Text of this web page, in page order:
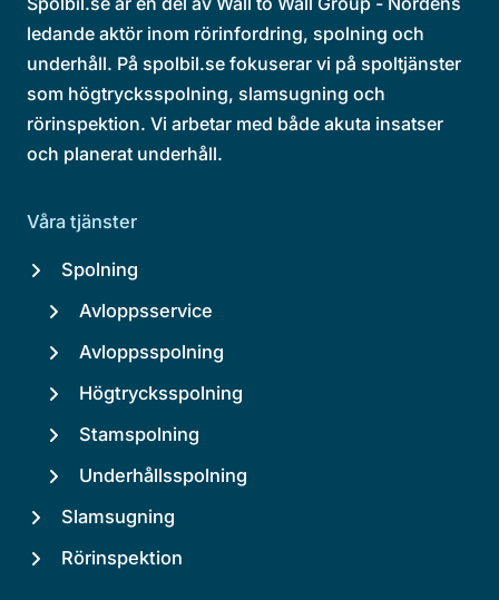
ledande aktör inom rörinfordring, spolning och
underhåll. På spolbil.se fokuserar vi på spoltjänster
som högtrycksspolning, slamsugning och
rörinspektion. Vi arbetar med både akuta insatser
och planerat underhåll.
Våra tjänster
Spolning
Avloppsservice
Avloppsspolning
Högtrycksspolning
Stamspolning
Underhållsspolning
Slamsugning
Rörinspektion